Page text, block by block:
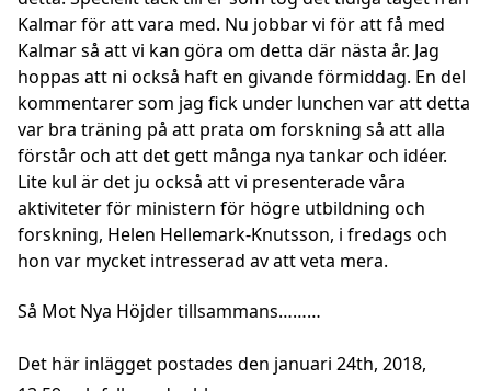
Kalmar för att vara med. Nu jobbar vi för att få med
Kalmar så att vi kan göra om detta där nästa år. Jag
hoppas att ni också haft en givande förmiddag. En del
kommentarer som jag fick under lunchen var att detta
var bra träning på att prata om forskning så att alla
förstår och att det gett många nya tankar och idéer.
Lite kul är det ju också att vi presenterade våra
aktiviteter för ministern för högre utbildning och
forskning, Helen Hellemark-Knutsson, i fredags och
hon var mycket intresserad av att veta mera.
Så Mot Nya Höjder tillsammans………
Det här inlägget postades den januari 24th, 2018,